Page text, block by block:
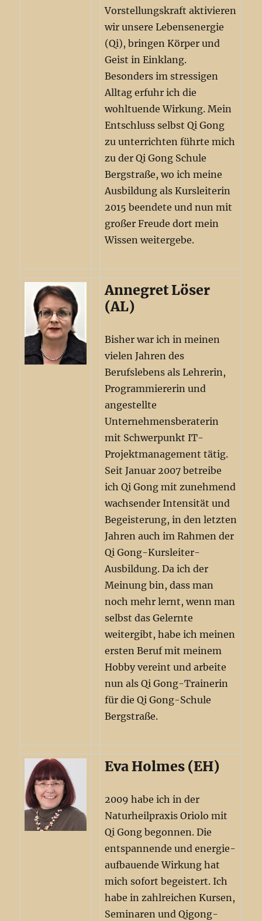
Vorstellungskraft aktivieren
wir unsere Lebensenergie
(Qi), bringen Körper und
Geist in Einklang.
Besonders im stressigen
Alltag erfuhr ich die
wohltuende Wirkung. Mein
Entschluss selbst Qi Gong
zu unterrichten führte mich
zu der Qi Gong Schule
Bergstraße, wo ich meine
Ausbildung als Kursleiterin
2015 beendete und nun mit
großer Freude dort mein
Wissen weitergebe.
Annegret Löser
(AL)
Bisher war ich in meinen
vielen Jahren des
Berufslebens als Lehrerin,
Programmiererin und
angestellte
Unternehmensberaterin
mit Schwerpunkt IT-
Projektmanagement tätig.
Seit Januar 2007 betreibe
ich Qi Gong mit zunehmend
wachsender Intensität und
Begeisterung, in den letzten
Jahren auch im Rahmen der
Qi Gong-Kursleiter-
Ausbildung. Da ich der
Meinung bin, dass man
noch mehr lernt, wenn man
selbst das Gelernte
weitergibt, habe ich meinen
ersten Beruf mit meinem
Hobby vereint und arbeite
nun als Qi Gong-Trainerin
für die Qi Gong-Schule
Bergstraße.
Eva Holmes (EH)
2009 habe ich in der
Naturheilpraxis Oriolo mit
Qi Gong begonnen. Die
entspannende und energie-
aufbauende Wirkung hat
mich sofort begeistert. Ich
habe in zahlreichen Kursen,
Seminaren und Qigong-